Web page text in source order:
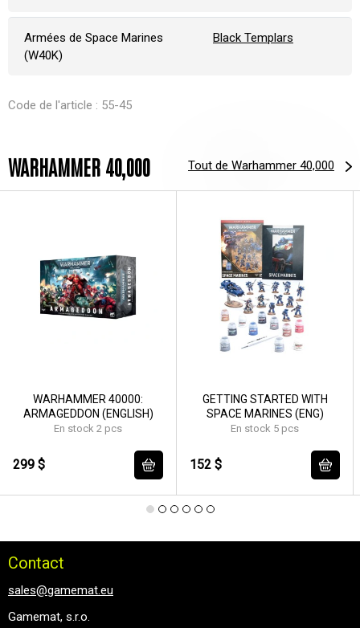
Armées de Space Marines
(W40K)
Black Templars
Code de l'article : 55-45
WARHAMMER 40,000 Tout de Warhammer 40,000
WARHAMMER 40000:
ARMAGEDDON (ENGLISH)
En stock 2 pcs
299 $
GETTING STARTED WITH
SPACE MARINES (ENG)
En stock 5 pcs
152 $
Contact
sales@gamemat.eu
Gamemat, s.r.o.